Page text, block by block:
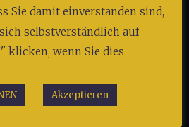
Gerechtigkeit gegen
Sie nicht „die Sprache der
Sie damit einverstanden sind,
selbstverständlich auf
klicken, wenn Sie dies
Akzeptieren